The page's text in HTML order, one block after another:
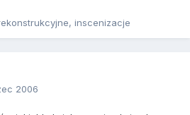
inscenizacje
2006